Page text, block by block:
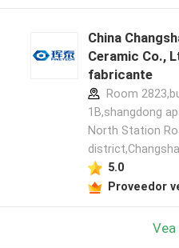
China
Ceramic Co.,
fabricante
Room
1B,shangdong
North Station
5.0
Proveedor